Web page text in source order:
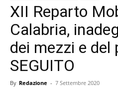
XII Reparto
Calabria,
dei mezzi e del
SEGUITO
By Redazione - 7 Settembre 2020